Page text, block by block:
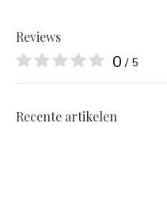
Reviews
0 / 5
Recente artikelen